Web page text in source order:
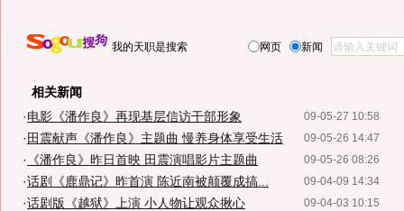
我的天职是搜索 网页 新闻
相关新闻
09-05-27 10:58
·电影《潘作良》再现基层信访干部形象
09-05-26 14:47
· 田震献声《潘作良》主题曲 慢养身体享受生活
09-05-26 08:26
· 《潘作良》昨日首映 田震演唱影片主题曲
09-04-09 14:34
·话剧《鹿鼎记》昨首演 陈近南被颠覆成搞...
09-04-03 10:15
·话剧版《越狱》上演 小人物让观众揪心